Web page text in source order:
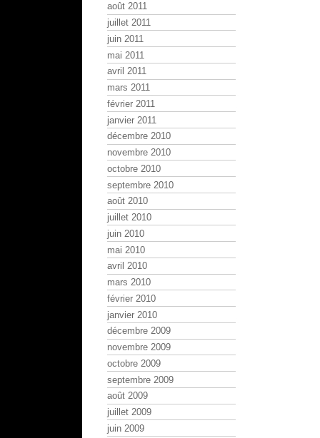
août 2011
juillet 2011
juin 2011
mai 2011
avril 2011
mars 2011
février 2011
janvier 2011
décembre 2010
novembre 2010
octobre 2010
septembre 2010
août 2010
juillet 2010
juin 2010
mai 2010
avril 2010
mars 2010
février 2010
janvier 2010
décembre 2009
novembre 2009
octobre 2009
septembre 2009
août 2009
juillet 2009
juin 2009